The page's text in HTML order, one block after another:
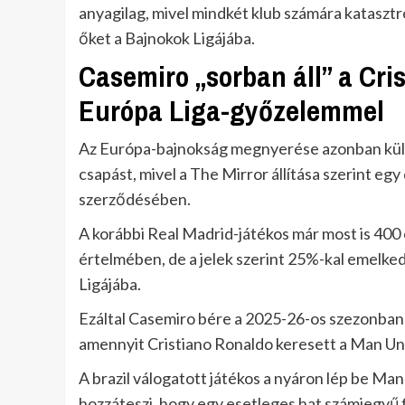
anyagilag, mivel mindkét klub számára
őket a Bajnokok Ligájába.
Casemiro „sorban áll” a
Európa Liga-győzelemmel
Az Európa-bajnokság megnyerése azonban
csapást, mivel a The Mirror állítása szerint
szerződésében.
A korábbi Real Madrid-játékos már most is
értelmében, de a jelek szerint 25%-kal
Ligájába.
Ezáltal Casemiro bére a 2025-26-os
amennyit Cristiano Ronaldo keresett a Man
A brazil válogatott játékos a nyáron lép be